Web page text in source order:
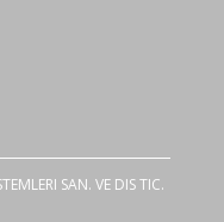
SAN. VE DIS TIC.